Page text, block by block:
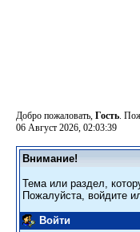
Добро пожаловать, Гость.
06 Август 2026, 02:03:39
Внимание!
Тема или раздел,
Пожалуйста, войдите
Войти